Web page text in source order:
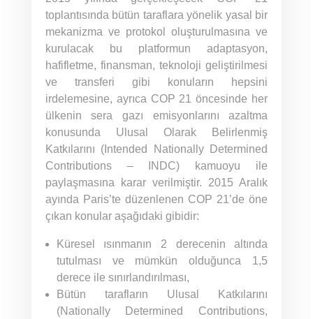
toplantısında bütün taraflara yönelik yasal bir
mekanizma ve protokol oluşturulmasına ve
kurulacak bu platformun adaptasyon,
hafifletme, finansman, teknoloji geliştirilmesi
ve transferi gibi konuların hepsini
irdelemesine, ayrıca COP 21 öncesinde her
ülkenin sera gazı emisyonlarını azaltma
konusunda Ulusal Olarak Belirlenmiş
Katkılarını (Intended Nationally Determined
Contributions – INDC) kamuoyu ile
paylaşmasına karar verilmiştir. 2015 Aralık
ayında Paris’te düzenlenen COP 21’de öne
çıkan konular aşağıdaki gibidir:
Küresel ısınmanın 2 derecenin altında
tutulması ve mümkün olduğunca 1,5
derece ile sınırlandırılması,
Bütün tarafların Ulusal Katkılarını
(Nationally Determined Contributions,